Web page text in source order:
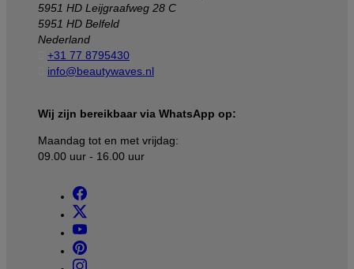
5951 HD Leijgraafweg 28 C
5951 HD Belfeld
Nederland
+31 77 8795430
info@beautywaves.nl
Wij zijn bereikbaar via WhatsApp op:
Maandag tot en met vrijdag:
09.00 uur - 16.00 uur